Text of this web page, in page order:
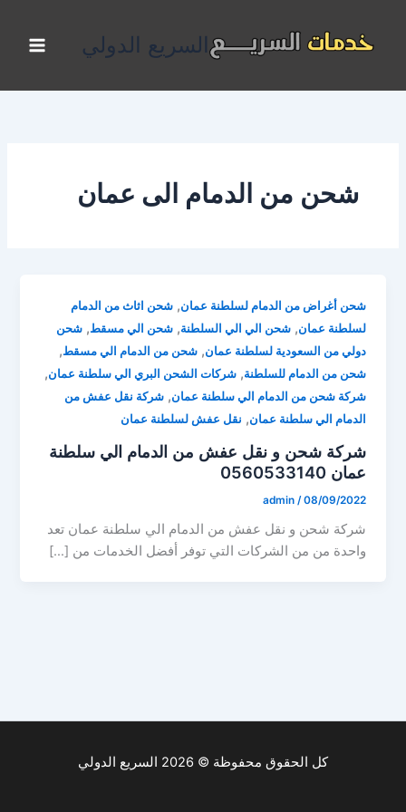
المحتوى
السريع الدولي
شحن من الدمام الى عمان
شحن أغراض من الدمام لسلطنة عمان,شحن اثاث من الدمام
لسلطنة عمان,شحن الي الي السلطنة,شحن الي مسقط,شحن
دولي من السعودية لسلطنة عمان,شحن من الدمام الي مسقط,
شحن من الدمام للسلطنة,شركات الشحن البري الي سلطنة عمان,
شركة شحن من الدمام الي سلطنة عمان,شركة نقل عفش من
الدمام الي سلطنة عمان, نقل عفش لسلطنة عمان
شركة شحن و نقل عفش من الدمام الي سلطنة
عمان 0560533140
admin /08/09/2022
شركة شحن و نقل عفش من الدمام الي سلطنة عمان تعد
واحدة من من الشركات التي توفر أفضل الخدمات من […]
كل الحقوق محفوظة © 2026 السريع الدولي